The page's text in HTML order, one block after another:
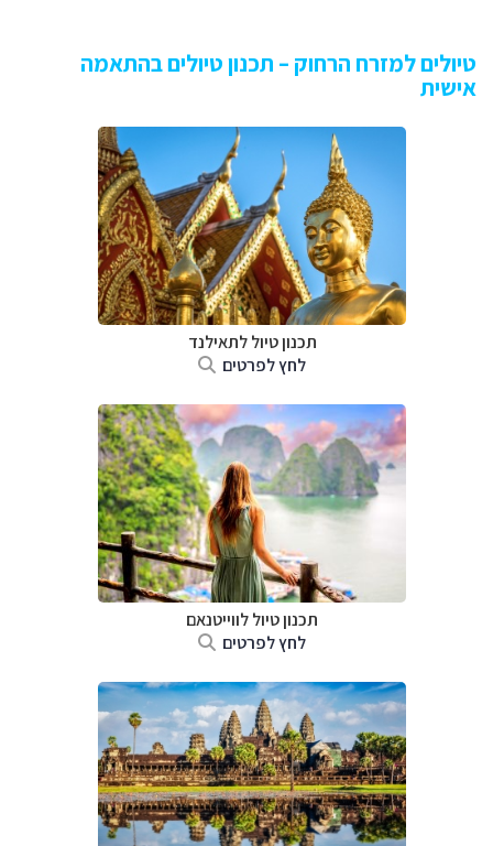
טיולים למזרח הרחוק – תכנון טיולים בהתאמה
אישית
תכנון טיול לתאילנד
לחץ לפרטים
תכנון טיול לווייטנאם
לחץ לפרטים